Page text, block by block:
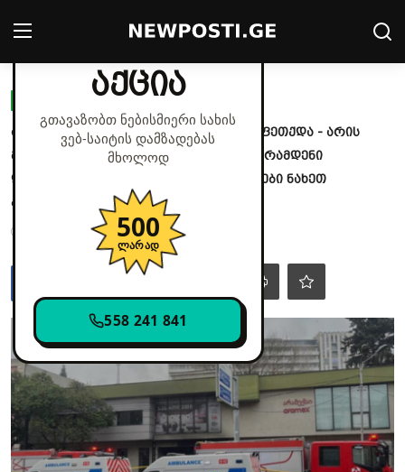
მხოლოდ დღეს
აქცია
გთავაზობთ ნებისმიერი სახის
ვებ‑საიტის დამზადებას
მხოლოდ
500
ლარად
558 241 841
Login
მთავარი
სამართალი
მსოფლიო
ჩვენს შესახებ
ყვითელი პრესა
ახლახანს საცხოვრებელი კორპუსი აფეთქდა - არის
მსხვერპლი..სად მოხდა შემთხვევა და რამდენი
დაშავებულის ? .😭😭 უმძიმესი დეტალები ნახეთ
კომენტარში👇👇👇
Jun 9, 2026 - 11:13 1.5k